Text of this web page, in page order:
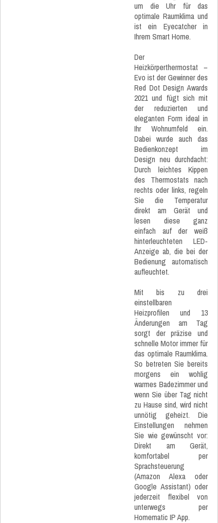
um die Uhr für das
optimale Raumklima und
ist ein Eyecatcher in
Ihrem Smart Home.
Der
Heizkörperthermostat –
Evo ist der Gewinner des
Red Dot Design Awards
2021 und fügt sich mit
der reduzierten und
eleganten Form ideal in
Ihr Wohnumfeld ein.
Dabei wurde auch das
Bedienkonzept im
Design neu durchdacht:
Durch leichtes Kippen
des Thermostats nach
rechts oder links, regeln
Sie die Temperatur
direkt am Gerät und
lesen diese ganz
einfach auf der weiß
hinterleuchteten LED-
Anzeige ab, die bei der
Bedienung automatisch
aufleuchtet.
Mit bis zu drei
einstellbaren
Heizprofilen und 13
Änderungen am Tag
sorgt der präzise und
schnelle Motor immer für
das optimale Raumklima.
So betreten Sie bereits
morgens ein wohlig
warmes Badezimmer und
wenn Sie über Tag nicht
zu Hause sind, wird nicht
unnötig geheizt. Die
Einstellungen nehmen
Sie wie gewünscht vor:
Direkt am Gerät,
komfortabel per
Sprachsteuerung
(Amazon Alexa oder
Google Assistant) oder
jederzeit flexibel von
unterwegs per
Homematic IP App.